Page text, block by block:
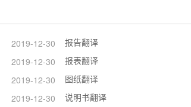
2019-12-30 报告翻译
2019-12-30 报表翻译
2019-12-30 图纸翻译
2019-12-30 说明书翻译